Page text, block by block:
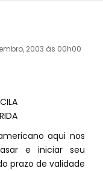
2003 às 00h00
aqui nos
e iniciar seu
prazo de validade